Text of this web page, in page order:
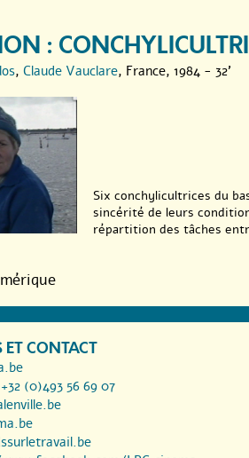
:
, Claude Vauclare, France, 1984 - 32'
Six conchylicultrices du
sincérité de leurs
répartition des tâches
CONTACT
(0)493 56 69 07